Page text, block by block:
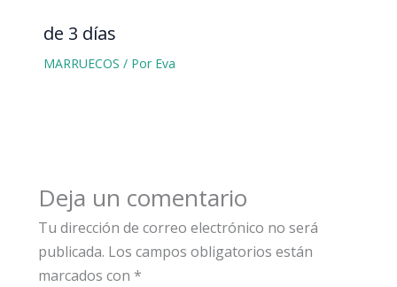
de 3 días
MARRUECOS / Por Eva
Deja un comentario
Tu dirección de correo electrónico no será
publicada. Los campos obligatorios están
marcados con *